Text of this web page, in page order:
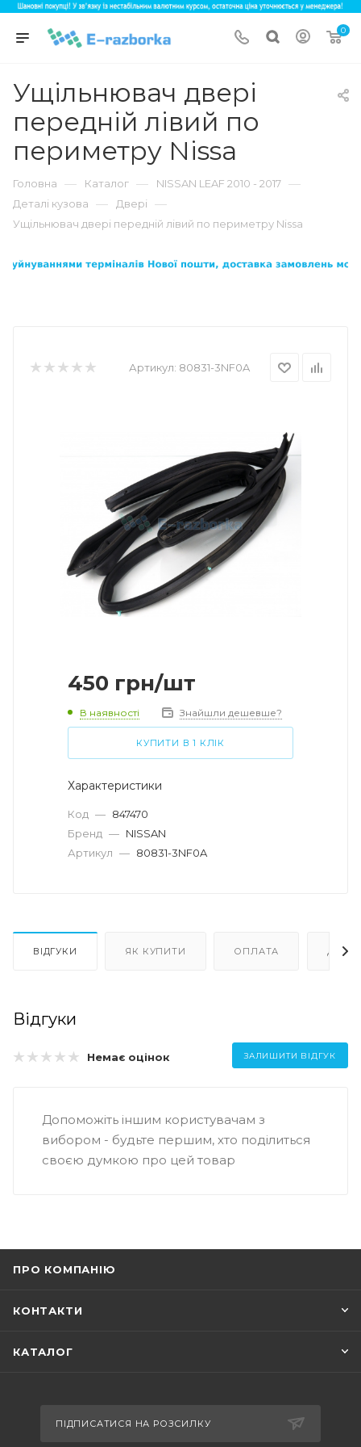
0
Ущільнювач двері
передній лівий по
периметру Nissa
Головна — Каталог — NISSAN LEAF 2010 - 2017 —
Деталі кузова — Двері —
Ущільнювач двері передній лівий по периметру Nissa
Артикул: 80831-3NF0A
450 грн/шт
В наявності Знайшли дешевше?
КУПИТИ В 1 КЛІК
Характеристики
Код — 847470
Бренд — NISSAN
Артикул — 80831-3NF0A
ВІДГУКИ ЯК КУПИТИ ОПЛАТА
Відгуки
Немає оцінок ЗАЛИШИТИ ВІДГУК
Допоможіть іншим користувачам з
вибором - будьте першим, хто поділиться
своєю думкою про цей товар
ПРО КОМПАНІЮ
КОНТАКТИ
КАТАЛОГ
ПІДПИСАТИСЯ НА РОЗСИЛКУ